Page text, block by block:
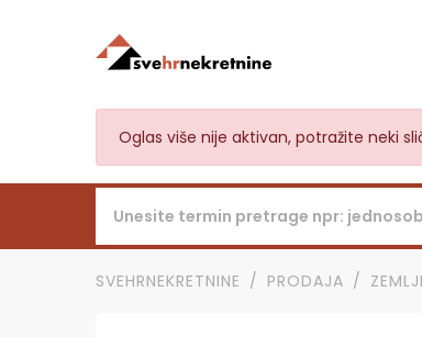
Oglas više nije aktivan, potražite neki
SVEHRNEKRETNINE PRODAJA